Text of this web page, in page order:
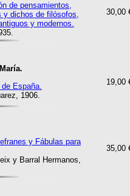
30,00
de pensamientos,
y dichos de filósofos,
y modernos.
19,00
España.
1906.
35,00
y Fábulas para
y Barral Hermanos,